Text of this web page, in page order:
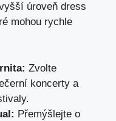
úroveň dress
mohou rychle
Zvolte
koncerty a
Přemýšlejte o